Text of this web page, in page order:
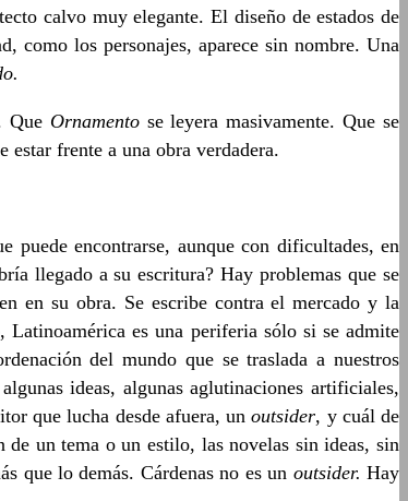
calvo muy elegante. El diseño de estados de
como los personajes, aparece sin nombre. Una
Que Ornamentose leyera masivamente. Que se
frente a una obra verdadera.
puede encontrarse, aunque con dificultades, en
llegado a su escritura? Hay problemas que se
en su obra. Se escribe contra el mercado y la
es una periferia sólo si se admite
del mundo que se traslada a nuestros
ideas, algunas aglutinaciones artificiales,
que lucha desde afuera, unoutsider, y cuál de
un tema o un estilo, las novelas sin ideas, sin
que lo demás. Cárdenas no es un outsider.Hay